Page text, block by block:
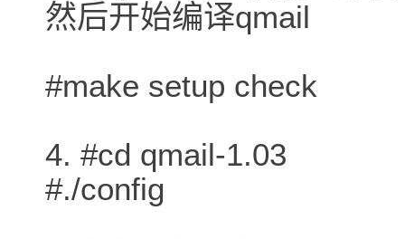
然后开始编译qmail
#make setup check
4. #cd qmail-1.03
#./config